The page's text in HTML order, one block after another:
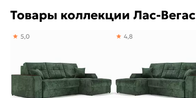
место (кг):
150
Объем, куб. м.:
Модель:
Лас-Вегас
Подушки:
3
Товары коллекции Лас-Вегас
5,0 4,8